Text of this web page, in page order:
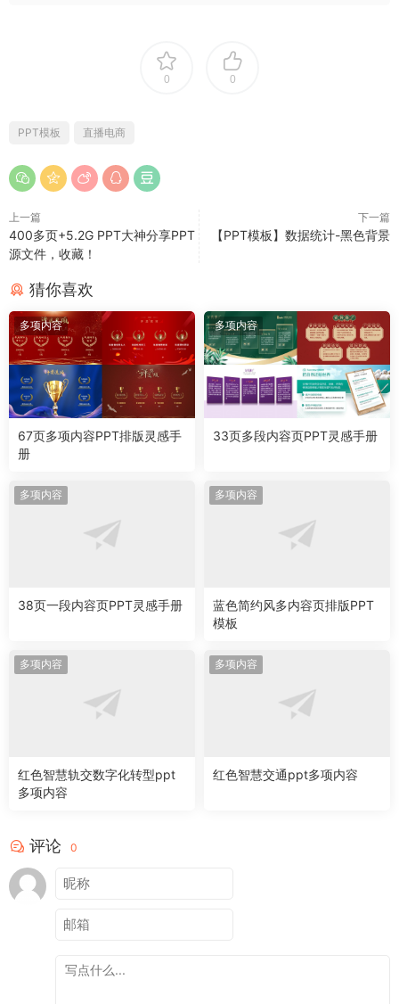
0 0
PPT模板 直播电商
上一篇
400多页+5.2G PPT大神分享PPT
源文件，收藏！
下一篇
【PPT模板】数据统计-黑色背景
猜你喜欢
多项内容
67页多项内容PPT排版灵感手
册
多项内容
33页多段内容页PPT灵感手册
多项内容
38页一段内容页PPT灵感手册
多项内容
蓝色简约风多内容页排版PPT
模板
多项内容
红色智慧轨交数字化转型ppt
多项内容
多项内容
红色智慧交通ppt多项内容
评论 0